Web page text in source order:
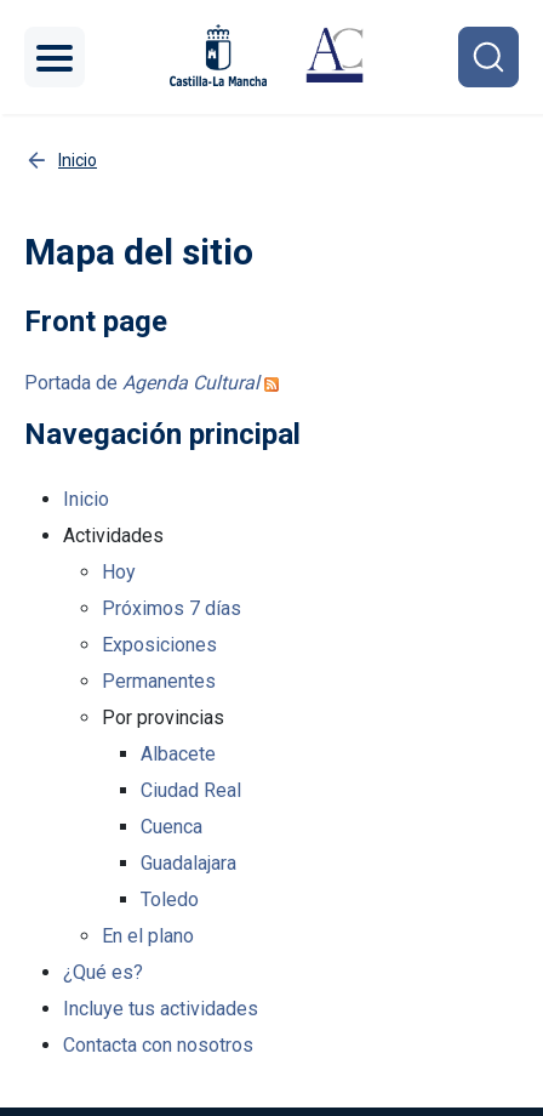
Inicio
Mapa del sitio
Front page
Portada de Agenda Cultural
Navegación principal
Inicio
Actividades
Hoy
Próximos 7 días
Exposiciones
Permanentes
Por provincias
Albacete
Ciudad Real
Cuenca
Guadalajara
Toledo
En el plano
¿Qué es?
Incluye tus actividades
Contacta con nosotros